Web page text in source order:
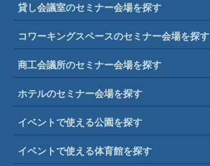
貸し会議室のセミナー会場を探す
コワーキングスペースのセミナー会場を探す
商工会議所のセミナー会場を探す
ホテルのセミナー会場を探す
イベントで使える公園を探す
イベントで使える体育館を探す